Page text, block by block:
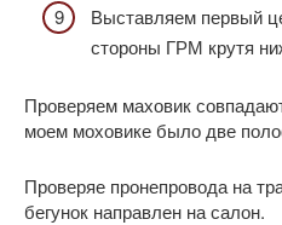
Выставляем первый
стороны ГРМ крутя
Проверяем маховик
моем моховике было две
Проверяе пронепровода на
бегунок направлен на салон.